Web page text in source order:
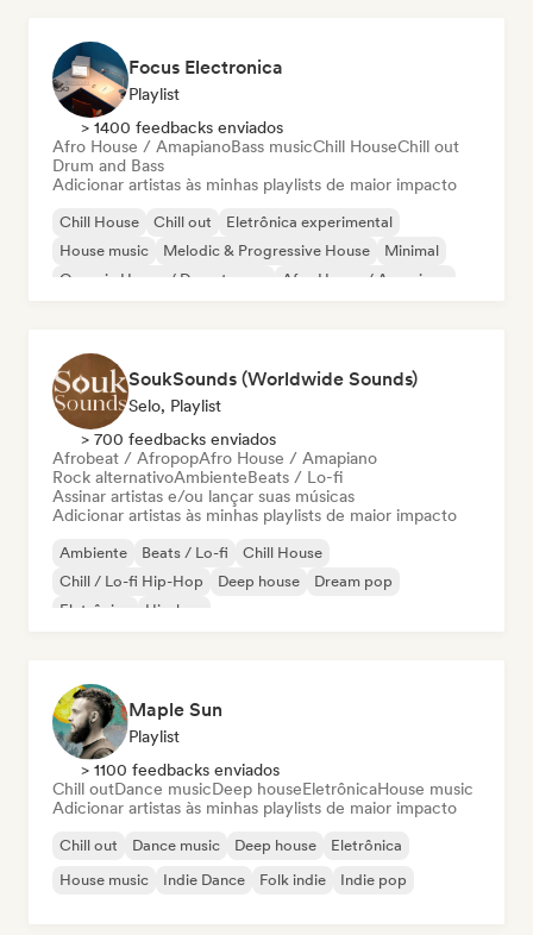
Focus Electronica
Playlist
> 1400 feedbacks enviados
Afro House / AmapianoBass musicChill HouseChill out
Drum and Bass
Adicionar artistas às minhas playlists de maior impacto
Chill House Chill out
Eletrônica experimental
House music
Melodic & Progressive House
Minimal
Organic House / Downtempo
Afro House / Amapiano
SoukSounds (Worldwide Sounds)
Selo, Playlist
> 700 feedbacks enviados
Afrobeat / AfropopAfro House / Amapiano
Rock alternativoAmbienteBeats / Lo-fi
Assinar artistas e/ou lançar suas músicas
Adicionar artistas às minhas playlists de maior impacto
Ambiente Beats / Lo-fi
Chill House
Chill / Lo-fi Hip-Hop
Deep house
Dream pop
Eletrônica
Hip-hop
Maple Sun
Playlist
> 1100 feedbacks enviados
Chill outDance musicDeep houseEletrônicaHouse music
Adicionar artistas às minhas playlists de maior impacto
Chill out Dance music Deep house
Eletrônica
House music
Indie Dance Folk indie Indie pop